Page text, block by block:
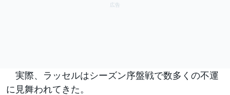
実際、ラッセルはシーズン序盤戦で数多くの不運
に見舞われてきた。